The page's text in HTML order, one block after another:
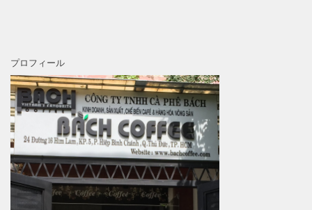
プロフィール